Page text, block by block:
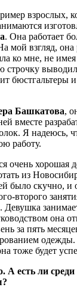
взрослых,
. Она работает
мой взгляд, она
ко мне, не
строчку
бюстгальтеры
Башкатова,
вместе
Я надеюсь,
работу.
очень хорошая
из
было скучно, и
второго
она
за пять
тоже будет
А есть ли